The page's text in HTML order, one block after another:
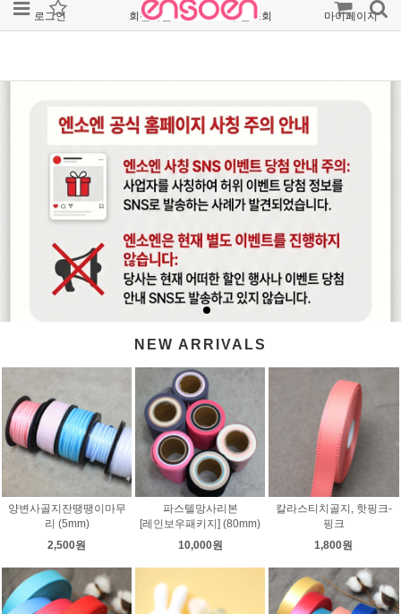
로그인 회원가입 주문조회 마이페이지
NEW ARRIVALS
양변사골지잔땡땡이마무
리 (5mm)
2,500원
파스텔망사리본
[레인보우패키지] (80mm)
10,000원
칼라스티치골지, 핫핑크-
핑크
1,800원